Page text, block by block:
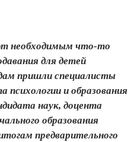
необходимым что-то
для детей
пришли специалисты
и образования
наук, доцента
образования
предварительного